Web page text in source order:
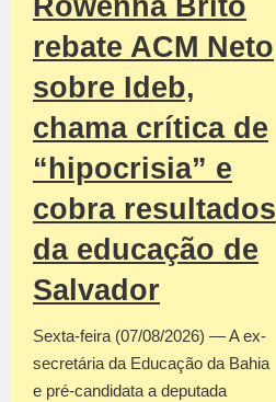
Rowenna Brito
rebate ACM Neto
sobre Ideb,
chama crítica de
“hipocrisia” e
cobra resultados
da educação de
Salvador
Sexta-feira (07/08/2026) — A ex-
secretária da Educação da Bahia
e pré-candidata a deputada